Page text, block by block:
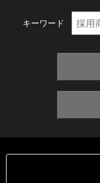
キーワード